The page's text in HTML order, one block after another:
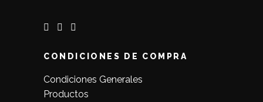
CONDICIONES DE COMPRA
Condiciones Generales
Productos